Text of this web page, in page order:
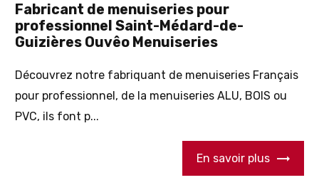
Fabricant de menuiseries pour
professionnel Saint-Médard-de-
Guizières Ouvêo Menuiseries
Découvrez notre fabriquant de menuiseries Français
pour professionnel, de la menuiseries ALU, BOIS ou
PVC, ils font p...
En savoir plus